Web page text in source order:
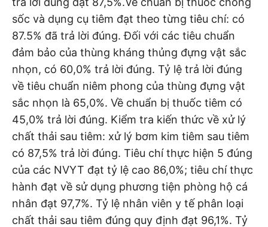
sốc và dụng cụ tiêm đạt theo từng tiêu chí: có
87.5% đã trả lời đúng. Đối với các tiêu chuẩn
đảm bảo của thùng kháng thủng đựng vật sắc
nhọn, có 60,0% trả lời đúng. Tỷ lệ trả lời đúng
về tiêu chuẩn niêm phong của thùng đựng vật
sắc nhọn là 65,0%. Về chuẩn bị thuốc tiêm có
45,0% trả lời đúng. Kiểm tra kiến thức về xử lý
chất thải sau tiêm: xử lý bơm kim tiêm sau tiêm
có 87,5% trả lời đúng. Tiêu chí thực hiện 5 đúng
của các NVYT đạt tỷ lệ cao 86,0%; tiêu chí thực
hành đạt về sử dụng phương tiện phòng hộ cá
nhân đạt 97,7%. Tỷ lệ nhân viên y tế phân loại
chất thải sau tiêm đúng quy định đạt 96,1%. Tỷ